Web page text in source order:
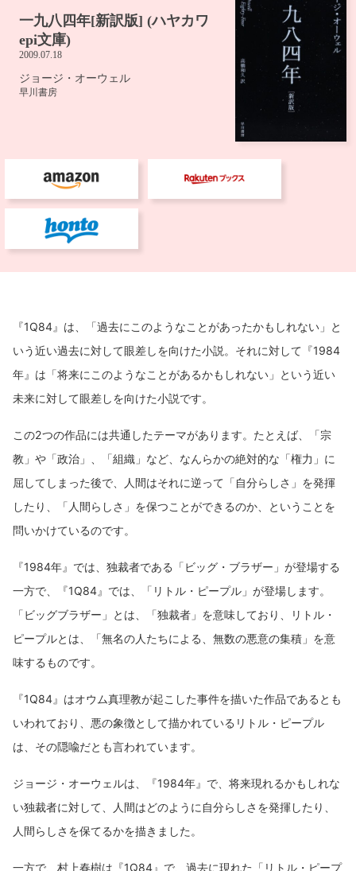
『1Q84』は、「過去にこのようなことがあったかもしれない」と
いう近い過去に対して眼差しを向けた小説。それに対して『1984
年』は「将来にこのようなことがあるかもしれない」という近い
未来に対して眼差しを向けた小説です。
この2つの作品には共通したテーマがあります。たとえば、「宗
教」や「政治」、「組織」など、なんらかの絶対的な「権力」に
屈してしまった後で、人間はそれに逆って「自分らしさ」を発揮
したり、「人間らしさ」を保つことができるのか、ということを
問いかけているのです。
『1984年』では、独裁者である「ビッグ・ブラザー」が登場する
一方で、『1Q84』では、「リトル・ピープル」が登場します。
「ビッグブラザー」とは、「独裁者」を意味しており、リトル・
ピープルとは、「無名の人たちによる、無数の悪意の集積」を意
味するものです。
『1Q84』はオウム真理教が起こした事件を描いた作品であるとも
いわれており、悪の象徴として描かれているリトル・ピープル
は、その隠喩だとも言われています。
ジョージ・オーウェルは、『1984年』で、将来現れるかもしれな
い独裁者に対して、人間はどのように自分らしさを発揮したり、
人間らしさを保てるかを描きました。
一方で、村上春樹は『1Q84』で、過去に現れた「リトル・ピープ